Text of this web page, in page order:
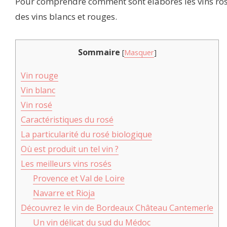
des vins blancs et rouges.
Sommaire [Masquer]
Vin rouge
Vin blanc
Vin rosé
Caractéristiques du rosé
La particularité du rosé biologique
Où est produit un tel vin ?
Les meilleurs vins rosés
Provence et Val de Loire
Navarre et Rioja
Découvrez le vin de Bordeaux Château Cantemerle
Un vin délicat du sud du Médoc